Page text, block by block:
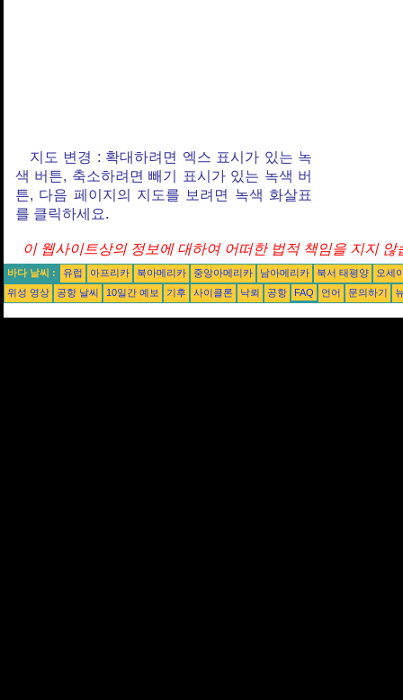
지도 변경 : 확대하려면 엑스 표시가 있는 녹
색 버튼, 축소하려면 빼기 표시가 있는 녹색 버
튼, 다음 페이지의 지도를 보려면 녹색 화살표
를 클릭하세요.
이 웹사이트상의 정보에 대하여 어떠한 법적 책임을 지지 않
바다 날씨 : 유럽 아프리카 북아메리카 중앙아메리카 남아메리카 북서 태평양
오세
위성 영상
공항 날씨 10일간 예보 기후 사이클론 낙뢰 공항 FAQ 언어 문의하기